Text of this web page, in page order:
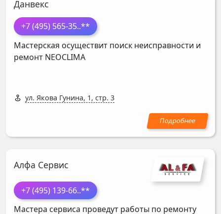
Данвекс
+7 (495) 565-35..**
Мастерская осуществит поиск неисправности и
ремонт NEOCLIMA
ул. Якова Гунина, 1, стр. 3
Алфа Сервис
+7 (495) 139-66..**
Мастера сервиса проведут работы по ремонту